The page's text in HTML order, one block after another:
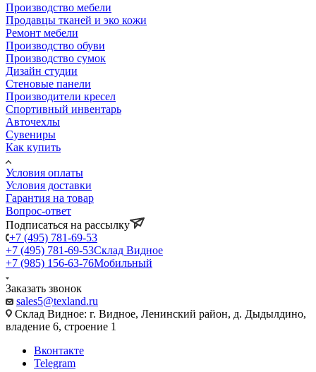
Производство мебели
Продавцы тканей и эко кожи
Ремонт мебели
Производство обуви
Производство сумок
Дизайн студии
Стеновые панели
Производители кресел
Спортивный инвентарь
Авточехлы
Сувениры
Как купить
Условия оплаты
Условия доставки
Гарантия на товар
Вопрос-ответ
Подписаться на рассылку
+7 (495) 781-69-53
+7 (495) 781-69-53Склад Видное
+7 (985) 156-63-76Мобильный
Заказать звонок
sales5@texland.ru
Склад Видное: г. Видное, Ленинский район, д. Дыдылдино,
владение 6, строение 1
Вконтакте
Telegram